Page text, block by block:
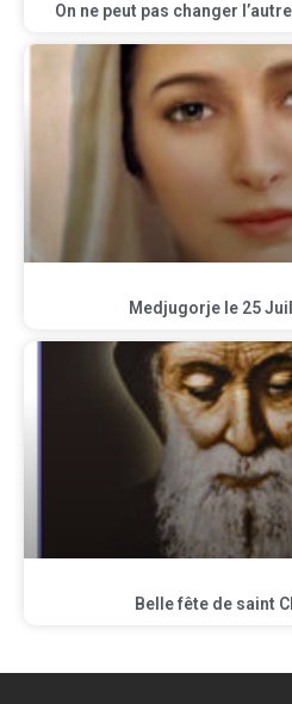
On ne peut pas changer
Medjugorje le 25
Belle fête de saint